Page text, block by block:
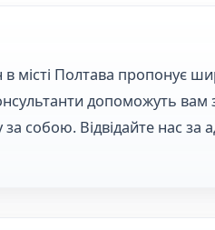
місті Полтава пропонує
допоможуть вам
за собою. Відвідайте нас